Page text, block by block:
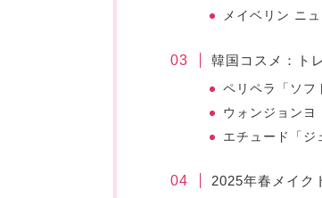
メイベリン ニ
韓国コスメ：ト
ペリペラ「ソフ
ウォンジョンヨ
エチュード「ジ
2025年春メイク